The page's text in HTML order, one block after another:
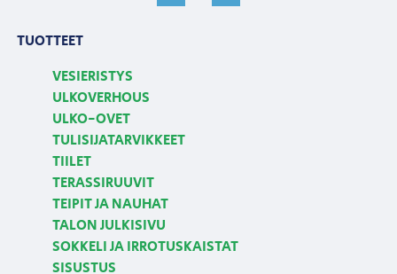
TUOTTEET
VESIERISTYS
ULKOVERHOUS
ULKO-OVET
TULISIJATARVIKKEET
TIILET
TERASSIRUUVIT
TEIPIT JA NAUHAT
TALON JULKISIVU
SOKKELI JA IRROTUSKAISTAT
SISUSTUS